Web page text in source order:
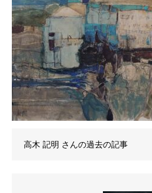
高木 記明 さんの過去の記事